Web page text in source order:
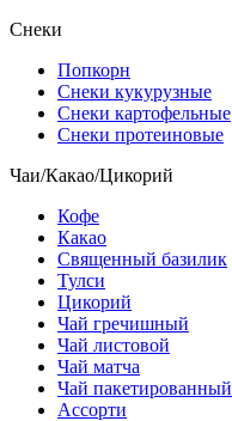
Снеки
Попкорн
Снеки кукурузные
Снеки картофельные
Снеки протеиновые
Чаи/Какао/Цикорий
Кофе
Какао
Священный базилик
Тулси
Цикорий
Чай гречишный
Чай листовой
Чай матча
Чай пакетированный
Ассорти